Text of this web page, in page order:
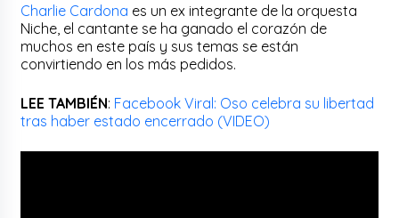
Charlie Cardona es un ex integrante de la orquesta
Niche, el cantante se ha ganado el corazón de
muchos en este país y sus temas se están
convirtiendo en los más pedidos.
LEE TAMBIÉN: Facebook Viral: Oso celebra su libertad
tras haber estado encerrado (VIDEO)